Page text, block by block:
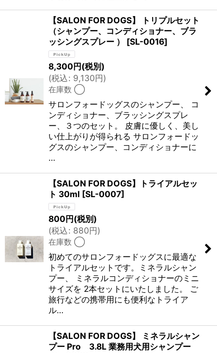
【SALON FOR DOGS】 トリプルセット
（シャンプー、コンディショナー、ブラ
ッシングスプレー ）
[SL-0016]
8,300円(税別)
(税込: 9,130円)
在庫数 ◯
サロンフォードッグスのシャンプー、 コ
ンディショナー、ブラッシングスプレ
ー、３つのセット。 皮膚に優しく、美し
い仕上がりが得られる サロンフォードッ
グスのシャンプー、コンディショナーに
…
【SALON FOR DOGS】トライアルセッ
ト 30ml [SL-0007]
800円(税別)
(税込: 880円)
在庫数 ◯
初めてのサロンフォードッグスに最適な
トライアルセットです。ミネラルシャン
プー、 ミネラルコンディショナーのミニ
サイズを 2本セットにいたしました。 ご
旅行などの携帯用にも便利なトライア
ル…
【SALON FOR DOGS】 ミネラルシャン
プー Pro 3.8L 業務用犬用シャンプー